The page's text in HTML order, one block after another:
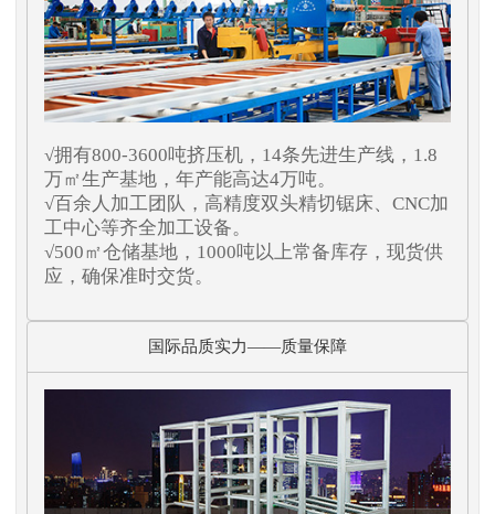
√拥有800-3600吨挤压机，14条先进生产线，1.8
万㎡生产基地，年产能高达4万吨。
√百余人加工团队，高精度双头精切锯床、CNC加
工中心等齐全加工设备。
√500㎡仓储基地，1000吨以上常备库存，现货供
应，确保准时交货。
国际品质实力——质量保障